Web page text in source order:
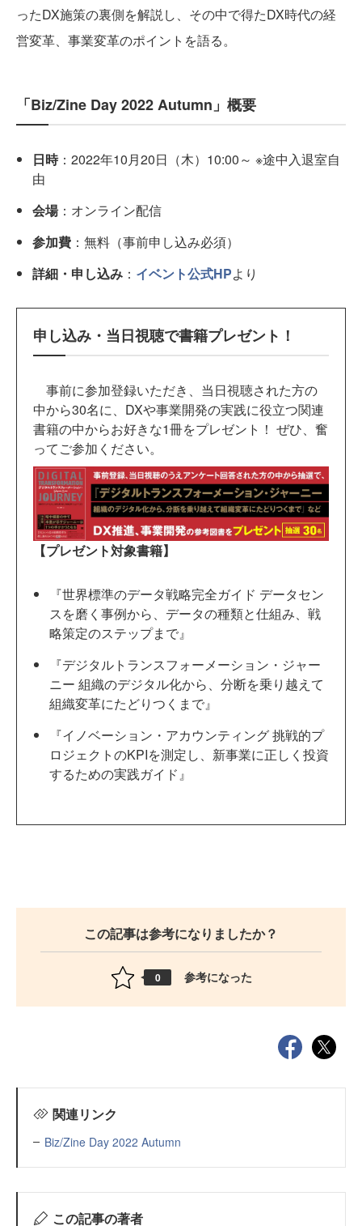
ったDX施策の裏側を解説し、その中で得たDX時代の経
営変革、事業変革のポイントを語る。
「Biz/Zine Day 2022 Autumn」概要
日時：2022年10月20日（木）10:00～ ※途中入退室自
由
会場：オンライン配信
参加費 ：無料（事前申し込み必須）
詳細・申し込み ： イベント公式HPより
申し込み・当日視聴で書籍プレゼント！
事前に参加登録いただき、当日視聴された方の
中から30名に、DXや事業開発の実践に役立つ関連
書籍の中からお好きな1冊をプレゼント！ ぜひ、奮
ってご参加ください。
【プレゼント対象書籍】
『世界標準のデータ戦略完全ガイド データセン
スを磨く事例から、データの種類と仕組み、戦
略策定のステップまで』
『デジタルトランスフォーメーション・ジャー
ニー 組織のデジタル化から、分断を乗り越えて
組織変革にたどりつくまで』
『イノベーション・アカウンティング 挑戦的プ
ロジェクトのKPIを測定し、新事業に正しく投資
するための実践ガイド』
この記事は参考になりましたか？
0 参考になった
関連リンク
Biz/Zine Day 2022 Autumn
この記事の著者